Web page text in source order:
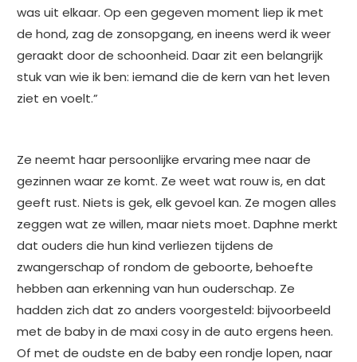
was uit elkaar. Op een gegeven moment liep ik met
de hond, zag de zonsopgang, en ineens werd ik weer
geraakt door de schoonheid. Daar zit een belangrijk
stuk van wie ik ben: iemand die de kern van het leven
ziet en voelt.”
Ze neemt haar persoonlijke ervaring mee naar de
gezinnen waar ze komt. Ze weet wat rouw is, en dat
geeft rust. Niets is gek, elk gevoel kan. Ze mogen alles
zeggen wat ze willen, maar niets moet. Daphne merkt
dat ouders die hun kind verliezen tijdens de
zwangerschap of rondom de geboorte, behoefte
hebben aan erkenning van hun ouderschap. Ze
hadden zich dat zo anders voorgesteld: bijvoorbeeld
met de baby in de maxi cosy in de auto ergens heen.
Of met de oudste en de baby een rondje lopen, naar